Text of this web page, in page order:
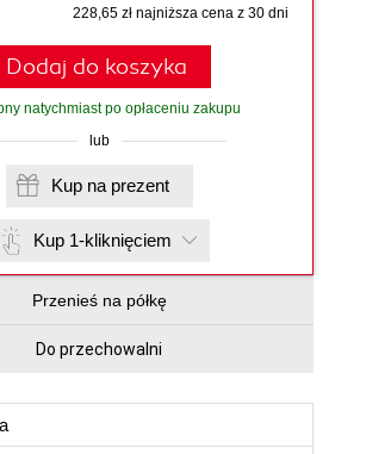
228,65 zł najniższa cena z 30 dni
Dodaj do koszyka
natychmiast po opłaceniu zakupu
lub
Kup na prezent
Kup 1-kliknięciem
Przenieś na półkę
Do przechowalni